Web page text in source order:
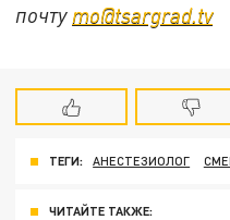
почту mo@tsargrad.tv
ТЕГИ: АНЕСТЕЗИОЛОГ
ЧИТАЙТЕ ТАКЖЕ: